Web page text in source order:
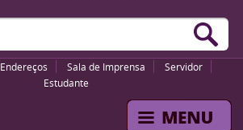
Endereços Sala de Imprensa
Servidor
Estudante